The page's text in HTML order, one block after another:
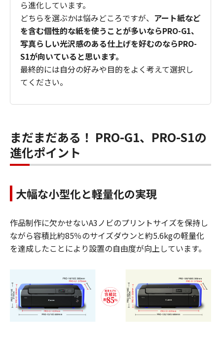
ら進化しています。
どちらを選ぶかは悩みどころですが、 アート紙など
を含む個性的な紙を使うことが多いならPRO-G1、
写真らしい光沢感のある仕上げを好むのならPRO-
S1が向いていると思います。
最終的には自分の好みや目的をよく考えて選択し
てください。
まだまだある！ PRO-G1、PRO-S1の
進化ポイント
大幅な小型化と軽量化の実現
作品制作に欠かせないA3ノビのプリントサイズを保持し
ながら容積比約85％のサイズダウンと約5.6kgの軽量化
を達成したことにより設置の自由度が向上しています。